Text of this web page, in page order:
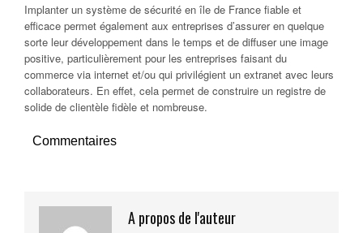
Implanter un système de sécurité en île de France fiable et
efficace permet également aux entreprises d’assurer en quelque
sorte leur développement dans le temps et de diffuser une image
positive, particulièrement pour les entreprises faisant du
commerce via internet et/ou qui privilégient un extranet avec leurs
collaborateurs. En effet, cela permet de construire un registre de
solide de clientèle fidèle et nombreuse.
Commentaires
A propos de l'auteur